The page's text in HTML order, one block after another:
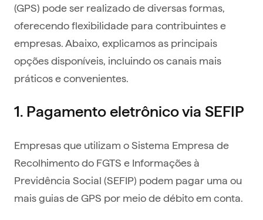
(GPS) pode ser realizado de diversas formas,
oferecendo flexibilidade para contribuintes e
empresas. Abaixo, explicamos as principais
opções disponíveis, incluindo os canais mais
práticos e convenientes.
1. Pagamento eletrônico via SEFIP
Empresas que utilizam o Sistema Empresa de
Recolhimento do FGTS e Informações à
Previdência Social (SEFIP) podem pagar uma ou
mais guias de GPS por meio de débito em conta.